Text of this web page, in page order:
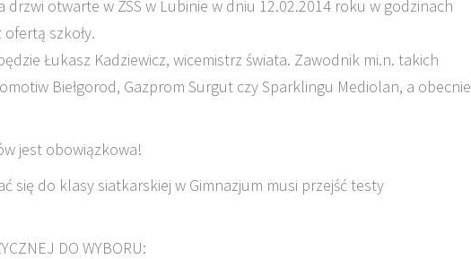
otwarte w ZSS w Lubinie w dniu 12.02.2014 roku w godzinach
szkoły.
Łukasz Kadziewicz, wicemistrz świata. Zawodnik mi.n. takich
Biełgorod, Gazprom Surgut czy Sparklingu Mediolan, a obecnie
jest obowiązkowa!
się do klasy siatkarskiej w Gimnazjum musi przejść testy
DO WYBORU: